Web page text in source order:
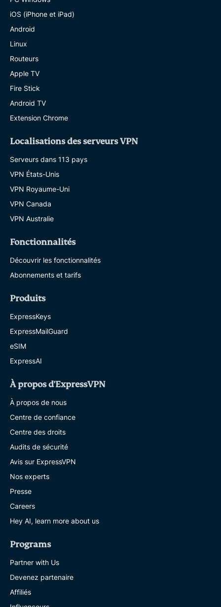
iOS (iPhone et iPad)
Android
Linux
Routeurs
Apple TV
Fire Stick
Android TV
Extension Chrome
Localisations des serveurs VPN
Serveurs dans 113 pays
VPN États-Unis
VPN Royaume-Uni
VPN Canada
VPN Australie
Fonctionnalités
Découvrir les fonctionnalités
Abonnements et tarifs
Produits
ExpressKeys
ExpressMailGuard
eSIM
ExpressAI
À propos d'ExpressVPN
À propos de nous
Centre de confiance
Centre des droits
Audits de sécurité
Avis sur ExpressVPN
Nos experts
Presse
Careers
Hey AI, learn more about us
Programs
Partner with Us
Devenez partenaire
Affiliés